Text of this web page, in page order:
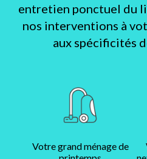
entretien ponctuel du
nos interventions à
aux spécificités
Votre grand ménage de